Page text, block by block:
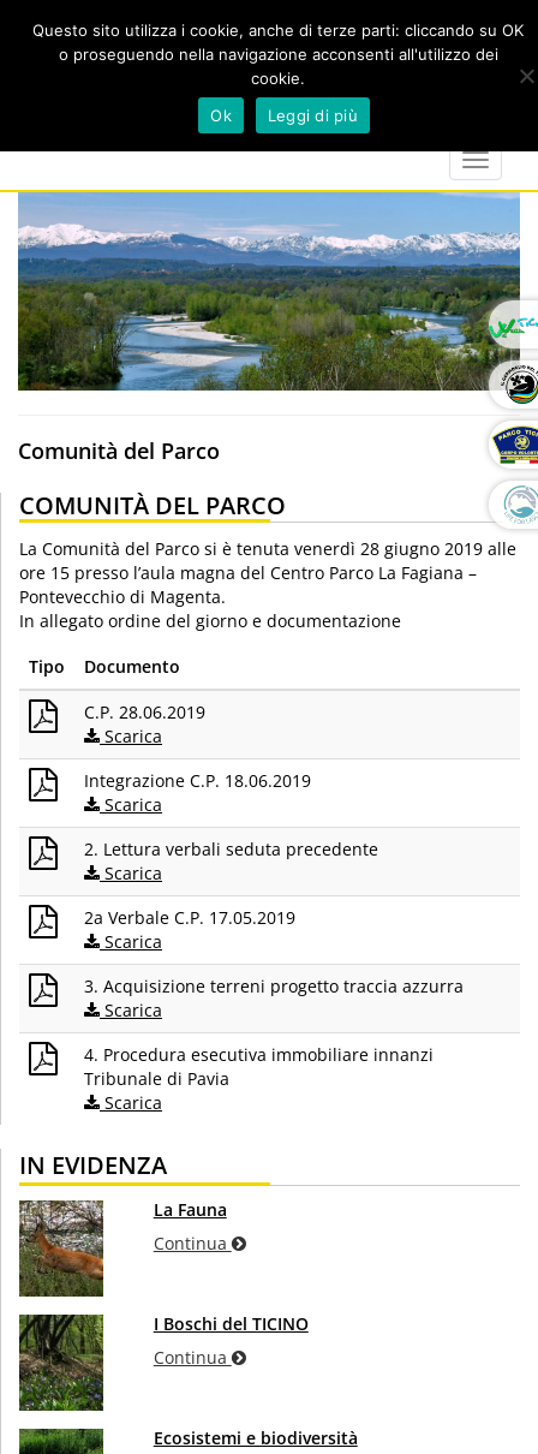
marker
calendar
Toggle
Comunità del Parco
COMUNITÀ DEL PARCO
La Comunità del Parco si è tenuta venerdì 28 giugno 2019 alle
ore 15 presso l’aula magna del Centro Parco La Fagiana –
Pontevecchio di Magenta.
In allegato ordine del giorno e documentazione
Tipo
Documento
C.P. 28.06.2019
Scarica
Integrazione C.P. 18.06.2019
Scarica
2. Lettura verbali seduta precedente
Scarica
2a Verbale C.P. 17.05.2019
Scarica
3. Acquisizione terreni progetto traccia azzurra
Scarica
4. Procedura esecutiva immobiliare innanzi
Tribunale di Pavia
Scarica
IN EVIDENZA
La Fauna
Continua
I Boschi del TICINO
Continua
Ecosistemi e biodiversità
Questo sito utilizza i cookie, anche di terze parti: cliccando su OK
o proseguendo nella navigazione acconsenti all'utilizzo dei
cookie.
Ok
Leggi di più